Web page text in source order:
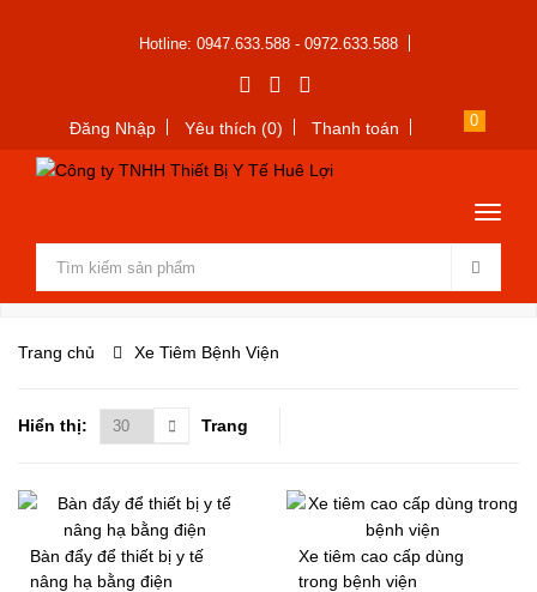
Hotline: 0947.633.588 - 0972.633.588
Đăng Nhập Yêu thích (0) Thanh toán 0
Trang chủ Xe Tiêm Bệnh Viện
Hiển thị: Trang
Bàn đẩy để thiết bị y tế
nâng hạ bằng điện
Xe tiêm cao cấp dùng
trong bệnh viện